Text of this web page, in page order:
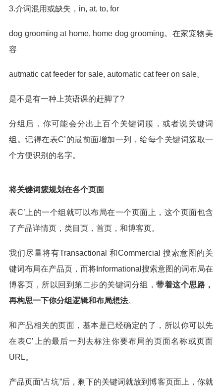
3.介词混用或缺失，in, at, to, for
dog grooming at home, home dog grooming。在家宠物美
容
autmatic cat feeder for sale, automatic cat feer on sale。
是不是有一种上英语课的赶脚了?
分组后，你可能会分出上百个关键词簇，或者说关键词
组。记得在表C’的最前面增加一列，给每个关键词簇取一
个方便识别的名字。
将关键词簇规划在各个页面
表C’上的一个组就可以布局在一个页面上，这个页面包含
了产品详情页，类目页，首页，和博客页。
我们尽量将有Transactional 和Commercial 搜索意图的关
键词布局在产品页，而将Informational搜索意图的词布局在
博客页，所以回到第二步的关键词分组， 带着这个思路，
再构思一下你分组逻辑和布局想法。
和产品相关的页面，基本是已经确定的了，所以你可以先
在表C’上的最后一列去标注你要布局的页面名称或页面
URL。
产品页面“占坑”后，剩下的关键词就放到博客页面上，你就